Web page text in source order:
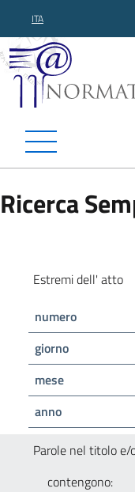
ITA
Ricerca
Estremi dell' atto
numero
giorno
mese
anno
Parole nel titolo e/
contengono: